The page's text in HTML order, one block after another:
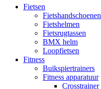
Fietsen
Fietshandschoenen
Fietshelmen
Fietsrugtassen
BMX helm
Loopfietsen
Fitness
Buikspiertrainers
Fitness apparatuur
Crosstrainer